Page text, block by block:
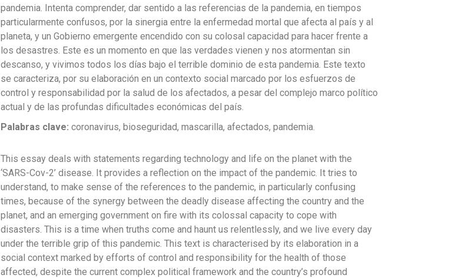
pandemia. Intenta comprender, dar sentido a las referencias de la pandemia, en tiempos
particularmente confusos, por la sinergia entre la enfermedad mortal que afecta al país y al
planeta, y un Gobierno emergente encendido con su colosal capacidad para hacer frente a
los desastres. Este es un momento en que las verdades vienen y nos atormentan sin
descanso, y vivimos todos los días bajo el terrible dominio de esta pandemia. Este texto
se caracteriza, por su elaboración en un contexto social marcado por los esfuerzos de
control y responsabilidad por la salud de los afectados, a pesar del complejo marco político
actual y de las profundas dificultades económicas del país.
Palabras clave: coronavirus, bioseguridad, mascarilla, afectados, pandemia.
This essay deals with statements regarding technology and life on the planet with the
‘SARS-Cov-2’ disease. It provides a reflection on the impact of the pandemic. It tries to
understand, to make sense of the references to the pandemic, in particularly confusing
times, because of the synergy between the deadly disease affecting the country and the
planet, and an emerging government on fire with its colossal capacity to cope with
disasters. This is a time when truths come and haunt us relentlessly, and we live every day
under the terrible grip of this pandemic. This text is characterised by its elaboration in a
social context marked by efforts of control and responsibility for the health of those
affected, despite the current complex political framework and the country’s profound